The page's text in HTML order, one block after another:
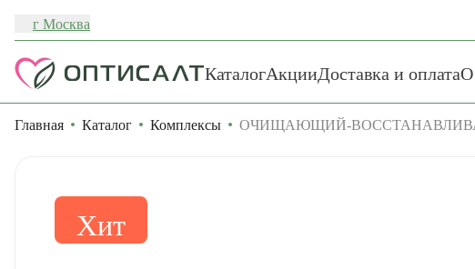
г Москва
КаталогАкцииДоставка и оплатаО
Главная Каталог Комплексы ОЧИЩАЮЩИЙ-
Хит